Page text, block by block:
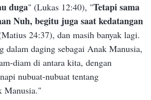
duga" (Lukas 12:40), "Tetapi sama
Nuh, begitu juga saat kedatangan
24:37), dan masih banyak lagi.
dalam daging sebagai Anak Manusia,
diam di antara kita, dengan
nubuat-nubuat tentang
Manusia."